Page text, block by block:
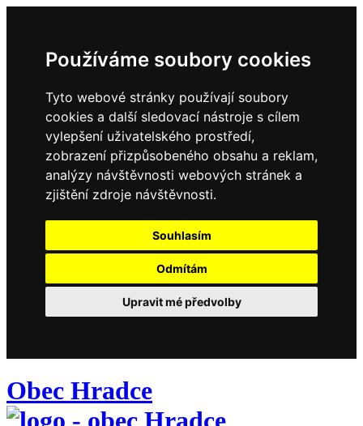
Používáme soubory cookies
Tyto webové stránky používají soubory
cookies a další sledovací nástroje s cílem
vylepšení uživatelského prostředí,
zobrazení přizpůsobeného obsahu a reklam,
analýzy návštěvnosti webových stránek a
zjištění zdroje návštěvnosti.
Souhlasím
Odmítám
Upravit mé předvolby
Obec Hradce